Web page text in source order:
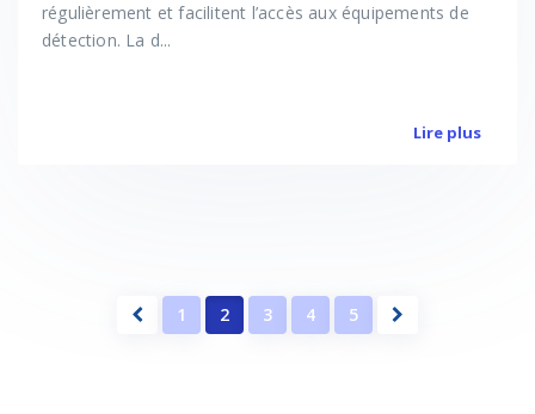
régulièrement et facilitent l’accès aux équipements de
détection. La d...
Lire plus
1 2 3 4 5